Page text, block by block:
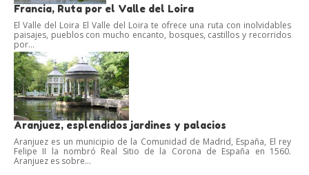
Francia, Ruta por el Valle del Loira
El Valle del Loira El Valle del Loira te ofrece una ruta con inolvidables
paisajes, pueblos con mucho encanto, bosques, castillos y recorridos
por...
Aranjuez, esplendidos jardines y palacios
Aranjuez es un municipio de la Comunidad de Madrid, España, El rey
Felipe II la nombró Real Sitio de la Corona de España en 1560.
Aranjuez es sobre...